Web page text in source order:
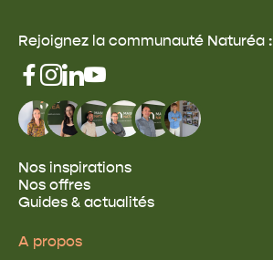
Rejoignez la communauté Naturéa :
Nos inspirations
Nos offres
Guides & actualités
A propos